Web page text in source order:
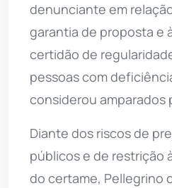
denunciante em
garantia de proposta e
certidão de
pessoas com
considerou amparados
Diante dos riscos de
públicos e de restrição
do certame, Pellegrino